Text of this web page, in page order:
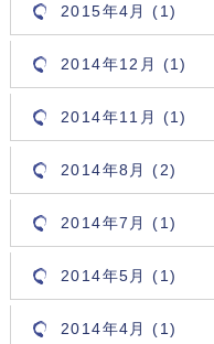
2015年4月 (1)
2014年12月 (1)
2014年11月 (1)
2014年8月 (2)
2014年7月 (1)
2014年5月 (1)
2014年4月 (1)